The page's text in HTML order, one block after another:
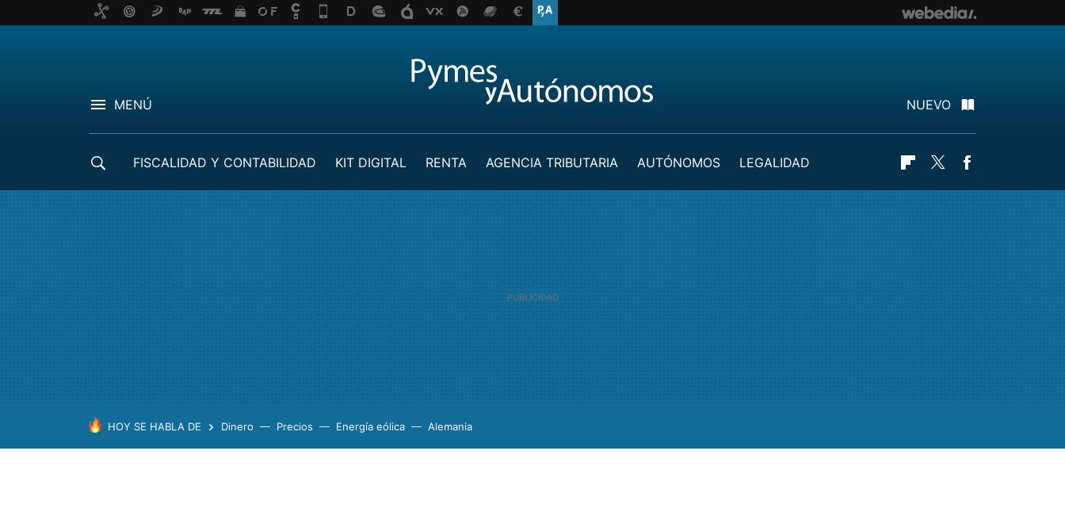
MENÚ NUEVO
FISCALIDAD Y CONTABILIDAD KIT DIGITAL RENTA AGENCIA TRIBUTARIA AUTÓNOMOS
LEGALIDAD
Flipboard
Twitter
HOY SE HABLA DE Dinero Precios Energía eólica Alemania